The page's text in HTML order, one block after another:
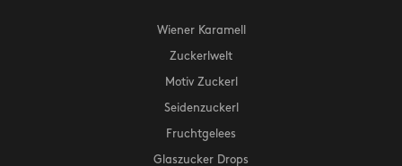
Wiener Karamell
Zuckerlwelt
Motiv Zuckerl
Seidenzuckerl
Fruchtgelees
Glaszucker Drops